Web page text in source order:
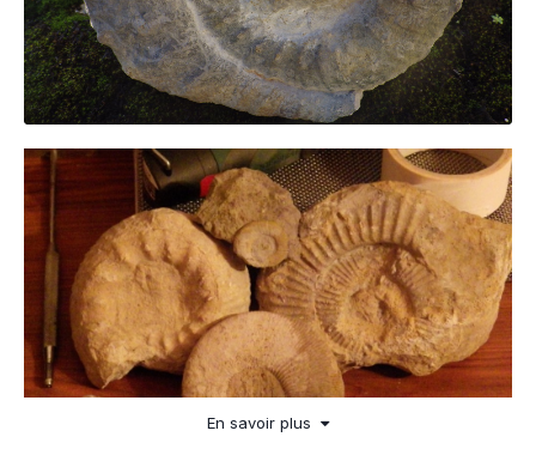
En savoir plus